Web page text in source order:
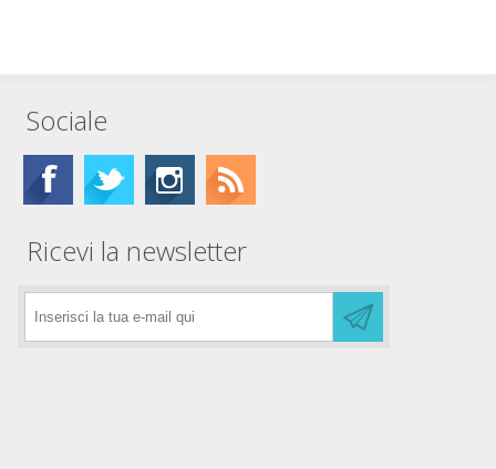
Sociale
Ricevi la newsletter